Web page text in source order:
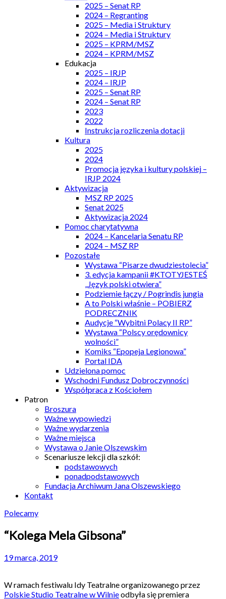
2025 – Senat RP
2024 – Regranting
2025 – Media i Struktury
2024 – Media i Struktury
2025 – KPRM/MSZ
2024 – KPRM/MSZ
Edukacja
2025 – IRJP
2024 – IRJP
2025 – Senat RP
2024 – Senat RP
2023
2022
Instrukcja rozliczenia dotacji
Kultura
2025
2024
Promocja języka i kultury polskiej –
IRJP 2024
Aktywizacja
MSZ RP 2025
Senat 2025
Aktywizacja 2024
Pomoc charytatywna
2024 – Kancelaria Senatu RP
2024 – MSZ RP
Pozostałe
Wystawa “Pisarze dwudziestolecia”
3. edycja kampanii #KTOTYJESTEŚ
„Język polski otwiera”
Podziemie łączy / Pogrindis jungia
A to Polski właśnie – POBIERZ
PODRECZNIK
Audycje “Wybitni Polacy II RP”
Wystawa “Polscy orędownicy
wolności”
Komiks “Epopeja Legionowa”
Portal IDA
Udzielona pomoc
Wschodni Fundusz Dobroczynności
Współpraca z Kościołem
Patron
Broszura
Ważne wypowiedzi
Ważne wydarzenia
Ważne miejsca
Wystawa o Janie Olszewskim
Scenariusze lekcji dla szkół:
podstawowych
ponadpodstawowych
Fundacja Archiwum Jana Olszewskiego
Kontakt
Polecamy
“Kolega Mela Gibsona”
19 marca, 2019
W ramach festiwalu Idy Teatralne organizowanego przez
Polskie Studio Teatralne w Wilnieodbyła się premiera